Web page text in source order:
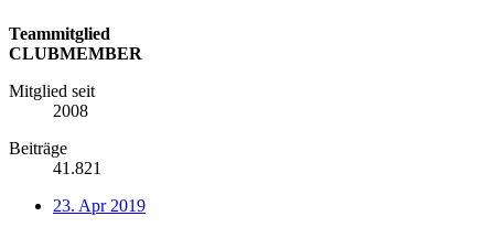
Teammitglied
CLUBMEMBER
Mitglied seit
2008
Beiträge
41.821
23. Apr 2019